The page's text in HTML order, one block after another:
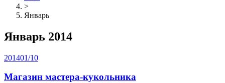
>
Январь
Январь 2014
201401/10
Магазин мастера-кукольника